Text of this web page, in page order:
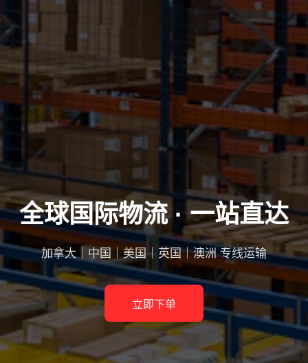
全球国际物流 · 一站直达
加拿大｜中国｜美国｜英国｜澳洲 专线运输
立即下单